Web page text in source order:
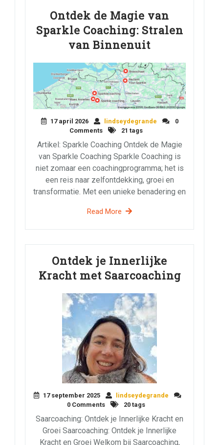
Ontdek de Magie van
Sparkle Coaching: Stralen
van Binnenuit
17 april 2026 lindseydegrande
0
Comments
21 tags
Artikel: Sparkle Coaching Ontdek de Magie
van Sparkle Coaching Sparkle Coaching is
niet zomaar een coachingprogramma; het is
een reis naar zelfontdekking, groei en
transformatie. Met een unieke benadering en
Read More
Ontdek je Innerlijke
Kracht met Saarcoaching
17 september 2025
lindseydegrande
0 Comments
20 tags
Saarcoaching: Ontdek je Innerlijke Kracht en
Groei Saarcoaching: Ontdek je Innerlijke
Kracht en Groei Welkom bij Saarcoaching,